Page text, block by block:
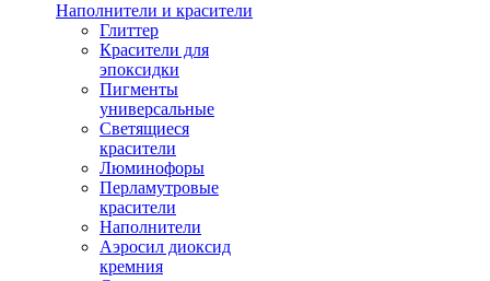
Наполнители и красители
Глиттер
Красители для
эпоксидки
Пигменты
универсальные
Светящиеся
красители
Люминофоры
Перламутровые
красители
Наполнители
Аэросил диоксид
кремния